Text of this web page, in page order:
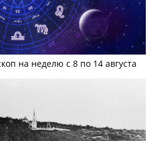
на неделю с 8 по 14 августа